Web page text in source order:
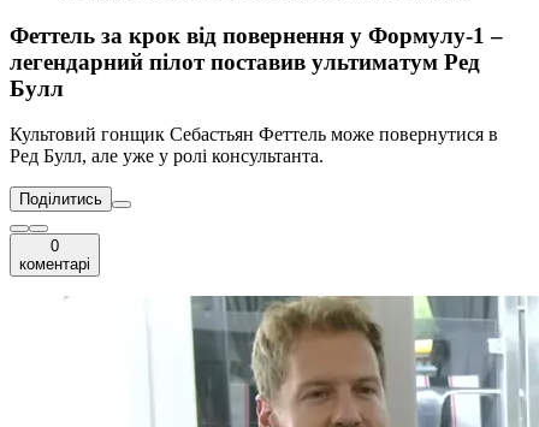
Феттель за крок від повернення у Формулу-1 –
легендарний пілот поставив ультиматум Ред
Булл
Культовий гонщик Себастьян Феттель може повернутися в
Ред Булл, але уже у ролі консультанта.
Поділитись
0
коментарі